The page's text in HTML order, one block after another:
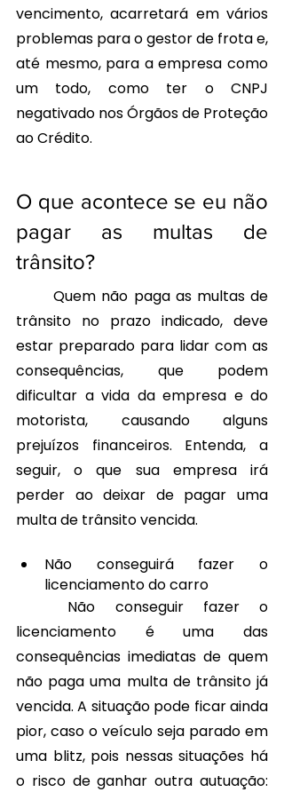
vencimento, acarretará em vários
problemas para o gestor de frota e,
até mesmo, para a empresa como
um todo, como ter o CNPJ
negativado nos Órgãos de Proteção
ao Crédito.
O que acontece se eu não
pagar as multas de
trânsito?
	Quem não paga as multas de
trânsito no prazo indicado, deve
estar preparado para lidar com as
consequências, que podem
dificultar a vida da empresa e do
motorista, causando alguns
prejuízos financeiros. Entenda, a
seguir, o que sua empresa irá
perder ao deixar de pagar uma
multa de trânsito vencida.
Não conseguirá fazer o
licenciamento do carro
licenciamento é uma das
consequências imediatas de quem
não paga uma multa de trânsito já
vencida. A situação pode ficar ainda
pior, caso o veículo seja parado em
uma blitz, pois nessas situações há
o risco de ganhar outra autuação: